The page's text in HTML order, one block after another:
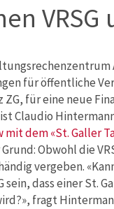
VRSG
für öffentliche
für eine neue
Claudio
mit dem «St. Galler
Obwohl die
vergeben.
dass einer St.
fragt